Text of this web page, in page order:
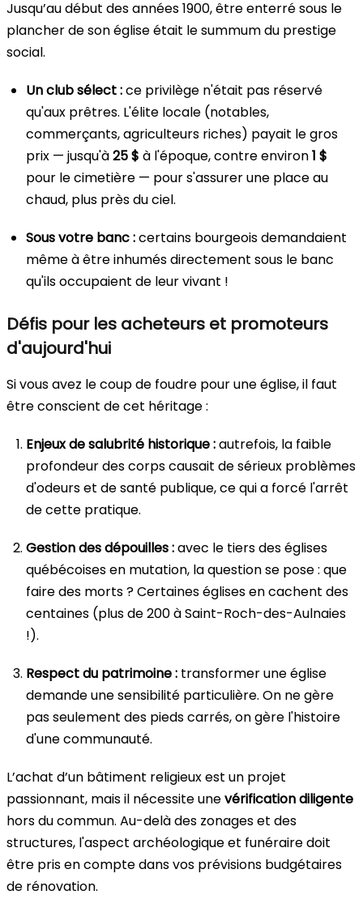
Jusqu’au début des années 1900, être enterré sous le
plancher de son église était le summum du prestige
social.
Un club sélect :ce privilège n'était pas réservé
qu'aux prêtres. L'élite locale (notables,
commerçants, agriculteurs riches) payait le gros
prix — jusqu'à25 $ à l'époque, contre environ1 $
pour le cimetière — pour s'assurer une place au
chaud, plus près du ciel.
Sous votre banc :certains bourgeois demandaient
même à être inhumés directement sous le banc
qu'ils occupaient de leur vivant !
Défis pour les acheteurs et promoteurs
d'aujourd'hui
Si vous avez le coup de foudre pour une église, il faut
être conscient de cet héritage :
Enjeux de salubrité historique :autrefois, la faible
profondeur des corps causait de sérieux problèmes
d'odeurs et de santé publique, ce qui a forcé l'arrêt
de cette pratique.
Gestion des dépouilles :avec le tiers des églises
québécoises en mutation, la question se pose : que
faire des morts ? Certaines églises en cachent des
centaines (plus de 200 à Saint-Roch-des-Aulnaies
!).
Respect du patrimoine : transformer une église
demande une sensibilité particulière. On ne gère
pas seulement des pieds carrés, on gère l'histoire
d'une communauté.
L’achat d’un bâtiment religieux est un projet
passionnant, mais il nécessite unevérification diligente
hors du commun. Au-delà des zonages et des
structures, l'aspect archéologique et funéraire doit
être pris en compte dans vos prévisions budgétaires
de rénovation.